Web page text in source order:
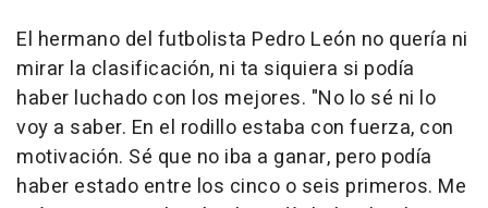
El hermano del futbolista Pedro León no quería ni
mirar la clasificación, ni ta siquiera si podía
haber luchado con los mejores. "No lo sé ni lo
voy a saber. En el rodillo estaba con fuerza, con
motivación. Sé que no iba a ganar, pero podía
haber estado entre los cinco o seis primeros. Me